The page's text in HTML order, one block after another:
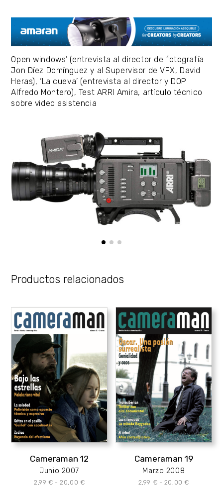
Open windows’ (entrevista al director de fotografía
Jon Díez Domínguez y al Supervisor de VFX, David
Heras), ‘La cueva’ (entrevista al director y DOP
Alfredo Montero), Test ARRI Amira, artículo técnico
sobre video asistencia
Productos relacionados
Cameraman 12
Junio 2007
2,99 € - 20,00 €Rango
Cameraman 19
Marzo 2008
2,99 € - 20,00€Rango